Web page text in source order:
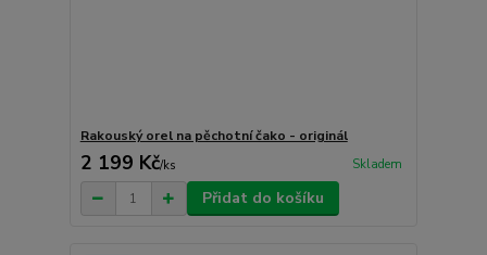
Rakouský orel na pěchotní čako - originál
2 199 Kč/ks Skladem
Přidat do košíku